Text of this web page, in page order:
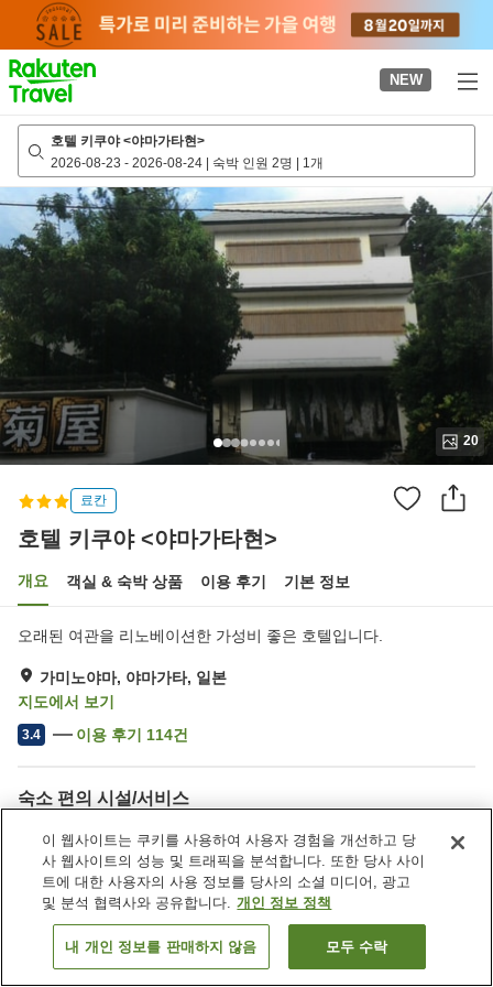
page
NEW
호텔 키쿠야 <야마가타현>
2026-08-23 - 2026-08-24 | 숙박 인원 2명 | 1개
20
료칸
호텔 키쿠야 <야마가타현>
개요 객실 & 숙박 상품 이용 후기 기본 정보
오래된 여관을 리노베이션한 가성비 좋은 호텔입니다.
가미노야마, 야마가타, 일본
지도에서 보기
3.4 이용 후기 114건
숙소 편의 시설/서비스
주차장
레스토랑
자동판매기
다목적실
일본 야마가타 가미노야마 호텔 키쿠야 <야마가타현>
객실 보기
이 웹사이트는 쿠키를 사용하여 사용자 경험을 개선하고 당
사 웹사이트의 성능 및 트래픽을 분석합니다. 또한 당사 사이
트에 대한 사용자의 사용 정보를 당사의 소셜 미디어, 광고
및 분석 협력사와 공유합니다. 개인 정보 정책
내 개인 정보를 판매하지 않음 모두 수락